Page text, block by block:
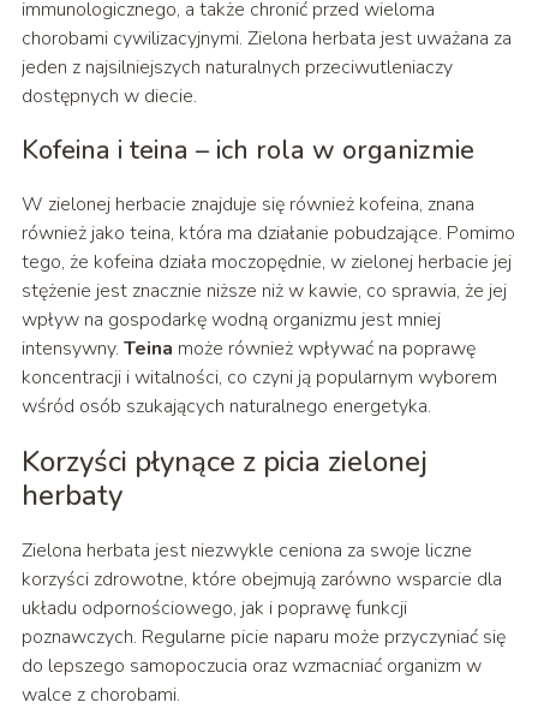
immunologicznego, a także chronić przed wieloma
chorobami cywilizacyjnymi. Zielona herbata jest uważana za
jeden z najsilniejszych naturalnych przeciwutleniaczy
dostępnych w diecie.
Kofeina i teina – ich rola w organizmie
W zielonej herbacie znajduje się również kofeina, znana
również jako teina, która ma działanie pobudzające. Pomimo
tego, że kofeina działa moczopędnie, w zielonej herbacie jej
stężenie jest znacznie niższe niż w kawie, co sprawia, że jej
wpływ na gospodarkę wodną organizmu jest mniej
intensywny. Teina może również wpływać na poprawę
koncentracji i witalności, co czyni ją popularnym wyborem
wśród osób szukających naturalnego energetyka.
Korzyści płynące z picia zielonej
herbaty
Zielona herbata jest niezwykle ceniona za swoje liczne
korzyści zdrowotne, które obejmują zarówno wsparcie dla
układu odpornościowego, jak i poprawę funkcji
poznawczych. Regularne picie naparu może przyczyniać się
do lepszego samopoczucia oraz wzmacniać organizm w
walce z chorobami.